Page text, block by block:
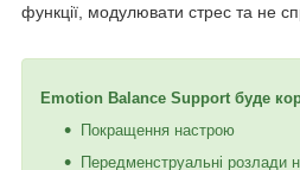
функції, модулювати стрес та не
Emotion Balance Support буде
Покращення настрою
Передменструальні розлади